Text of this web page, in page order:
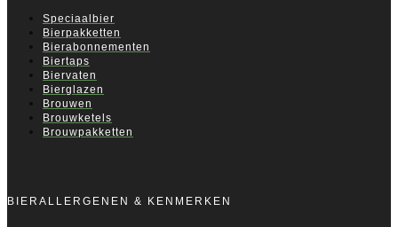
Speciaalbier
Bierpakketten
Bierabonnementen
Biertaps
Biervaten
Bierglazen
Brouwen
Brouwketels
Brouwpakketten
BIERALLERGENEN & KENMERKEN